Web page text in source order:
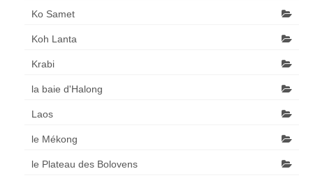
Ko Samet
Koh Lanta
Krabi
la baie d'Halong
Laos
le Mékong
le Plateau des Bolovens